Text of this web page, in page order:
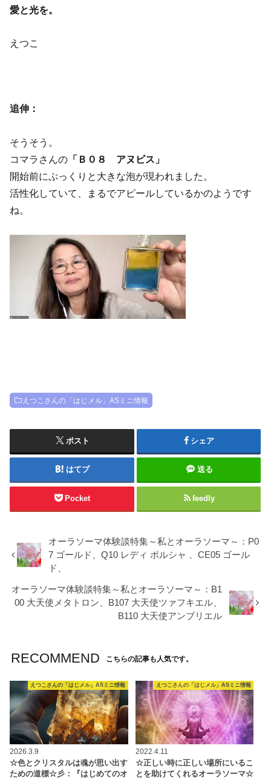
愛と光を。
えつこ
追伸：
そうそう。
コマラさんの 「Ｂ０８ アヌビス」
開始前にぷっくりと大きな泡が現われました。
活性化していて、まるでアピールしているかのようです
ね。
えつこさんの「はじメル」ASミニ情報
ポスト シェア
はてブ 送る
Pocket feedly
オーラソーマ体験談特集～私とオーラソーマ～：P0
7 ゴールド、Q10 レディ ポルシャ 、CE05 ゴール
ド、
オーラソーマ体験談特集～私とオーラソーマ～：B1
00 大天使メタトロン、B107 大天使ツァフキエル、
B110 大天使アンブリエル
RECOMMEND こちらの記事も人気です。
えつこさんの「はじメル」ASミニ情報
2026.3.9
☆色とクリスタルは魂が思い出す
ための道標☆彡：『はじめてのオ
えつこさんの「はじメル」ASミニ情報
2022.4.11
☆正しい時に正しい場所にいるこ
とを助けてくれるオーラソーマ☆